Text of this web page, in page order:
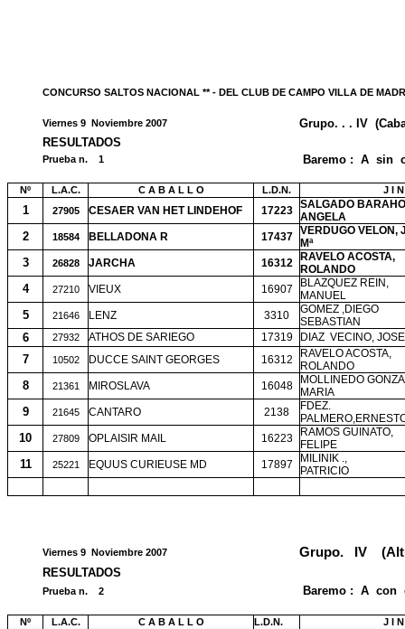
CONCURSO SALTOS NACIONAL ** - DEL CLUB DE CAMPO VILLA DE
Viernes 9 Noviembre 2007 Grupo. . . IV
RESULTADOS
Prueba n. 1 Baremo : A sin
Nº L.A.C. C A B A L L O L.D.N. J I
1 27905 CESAER VAN HET LINDEHOF 17223
SALGADO
ANGELA
2 18584 BELLADONA R 17437
VERDUGO VELON,
Mª
3 26828 JARCHA 16312
RAVELO ACOSTA,
ROLANDO
4 27210 VIEUX 16907
BLAZQUEZ REIN,
MANUEL
5 21646 LENZ 3310
GOMEZ ,DIEGO
SEBASTIAN
6 27932 ATHOS DE SARIEGO 17319 DIAZ VECINO, JOSE
7 10502 DUCCE SAINT GEORGES 16312
RAVELO ACOSTA,
ROLANDO
8 21361 MIROSLAVA 16048
MOLLINEDO
MARIA
9 21645 CANTARO 2138
FDEZ.
10 27809 OPLAISIR MAIL 16223
RAMOS GUINATO,
FELIPE
11 25221 EQUUS CURIEUSE MD 17897
MILINIK .,
PATRICIO
Viernes 9 Noviembre 2007 Grupo. IV
RESULTADOS
Prueba n. 2 Baremo : A con
Nº L.A.C. C A B A L L O L.D.N. J I